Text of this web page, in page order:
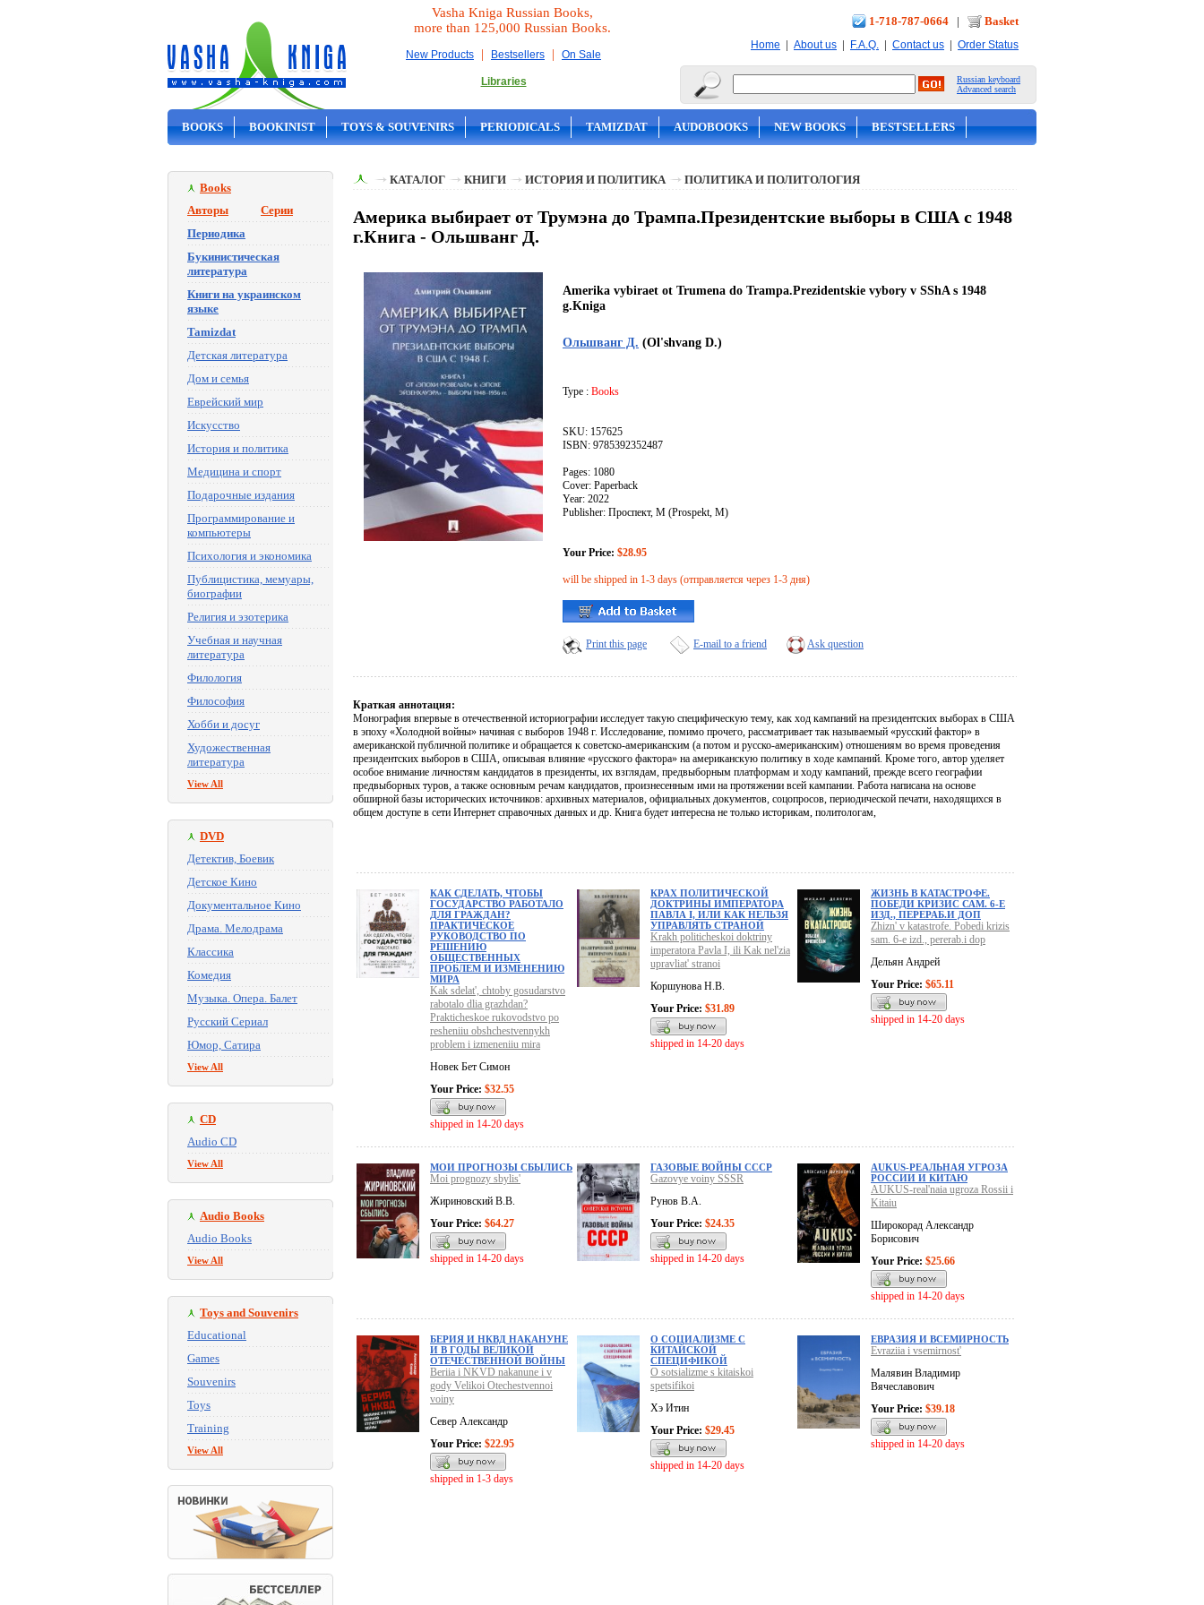
Vasha Kniga Russian Books,
more than 125,000 Russian Books.
New Products | Bestsellers | On Sale
Libraries
1-718-787-0664 | Basket
Home | About us | F.A.Q. | Contact us | Order Status
Russian keyboard
Advanced search
BOOKS BOOKINIST TOYS & SOUVENIRS PERIODICALS TAMIZDAT AUDOBOOKS NEW BOOKS BESTSELLERS
Books
Авторы
Серии
Периодика
Букинистическая
литература
Книги на украинском
языке
Tamizdat
Детская литература
Дом и семья
Еврейский мир
Искусство
История и политика
Медицина и спорт
Подарочные издания
Программирование и
компьютеры
Психология и экономика
Публицистика, мемуары,
биографии
Религия и эзотерика
Учебная и научная
литература
Филология
Философия
Хобби и досуг
Художественная
литература
View All
DVD
Детектив, Боевик
Детское Кино
Документальное Кино
Драма. Мелодрама
Классика
Комедия
Музыка. Опера. Балет
Русский Сериал
Юмор, Сатира
View All
CD
Audio CD
View All
Audio Books
Audio Books
View All
Toys and Souvenirs
Educational
Games
Souvenirs
Toys
Training
View All
КАТАЛОГ КНИГИ ИСТОРИЯ И ПОЛИТИКА ПОЛИТИКА И ПОЛИТОЛОГИЯ
Америка выбирает от Трумэна до Трампа.Президентские выборы в США с 1948
г.Книга - Ольшванг Д.
Amerika vybiraet ot Trumena do Trampa.Prezidentskie vybory v SShA s 1948
g.Kniga
Ольшванг Д. (Ol'shvang D.)
Type : Books
SKU: 157625
ISBN: 9785392352487
Pages: 1080
Cover: Paperback
Year: 2022
Publisher: Проспект, М (Prospekt, M)
Your Price: $28.95
will be shipped in 1-3 days (отправляется через 1-3 дня)
Print this page E-mail to a friend Ask question
Краткая аннотация:
Монография впервые в отечественной историографии исследует такую специфическую тему, как ход кампаний на президентских выборах в США
в эпоху «Холодной войны» начиная с выборов 1948 г. Исследование, помимо прочего, рассматривает так называемый «русский фактор» в
американской публичной политике и обращается к советско-американским (а потом и русско-американским) отношениям во время проведения
президентских выборов в США, описывая влияние «русского фактора» на американскую политику в ходе кампаний. Кроме того, автор уделяет
особое внимание личностям кандидатов в президенты, их взглядам, предвыборным платформам и ходу кампаний, прежде всего географии
предвыборных туров, а также основным речам кандидатов, произнесенным ими на протяжении всей кампании. Работа написана на основе
обширной базы исторических источников: архивных материалов, официальных документов, соцопросов, периодической печати, находящихся в
общем доступе в сети Интернет справочных данных и др. Книга будет интересна не только историкам, политологам,
КАК СДЕЛАТЬ, ЧТОБЫ
ГОСУДАРСТВО РАБОТАЛО
ДЛЯ ГРАЖДАН?
ПРАКТИЧЕСКОЕ
РУКОВОДСТВО ПО
РЕШЕНИЮ
ОБЩЕСТВЕННЫХ
ПРОБЛЕМ И ИЗМЕНЕНИЮ
МИРА
Kak sdelat', chtoby gosudarstvo
rabotalo dlia grazhdan?
Prakticheskoe rukovodstvo po
resheniiu obshchestvennykh
problem i izmeneniiu mira
Новек Бет Симон
Your Price: $32.55
shipped in 14-20 days
КРАХ ПОЛИТИЧЕСКОЙ
ДОКТРИНЫ ИМПЕРАТОРА
ПАВЛА I, ИЛИ КАК НЕЛЬЗЯ
УПРАВЛЯТЬ СТРАНОЙ
Krakh politicheskoi doktriny
imperatora Pavla I, ili Kak nel'zia
upravliat' stranoi
Коршунова Н.В.
Your Price: $31.89
shipped in 14-20 days
ЖИЗНЬ В КАТАСТРОФЕ.
ПОБЕДИ КРИЗИС САМ. 6-Е
ИЗД., ПЕРЕРАБ.И ДОП
Zhizn' v katastrofe. Pobedi krizis
sam. 6-e izd., pererab.i dop
Дельян Андрей
Your Price: $65.11
shipped in 14-20 days
МОИ ПРОГНОЗЫ СБЫЛИСЬ
Moi prognozy sbylis'
Жириновский В.В.
Your Price: $64.27
shipped in 14-20 days
ГАЗОВЫЕ ВОЙНЫ СССР
Gazovye voiny SSSR
Рунов В.А.
Your Price: $24.35
shipped in 14-20 days
AUKUS-РЕАЛЬНАЯ УГРОЗА
РОССИИ И КИТАЮ
AUKUS-real'naia ugroza Rossii i
Kitaiu
Широкорад Александр
Борисович
Your Price: $25.66
shipped in 14-20 days
БЕРИЯ И НКВД НАКАНУНЕ
И В ГОДЫ ВЕЛИКОЙ
ОТЕЧЕСТВЕННОЙ ВОЙНЫ
Beriia i NKVD nakanune i v
gody Velikoi Otechestvennoi
voiny
Север Александр
Your Price: $22.95
shipped in 1-3 days
О СОЦИАЛИЗМЕ С
КИТАЙСКОЙ
СПЕЦИФИКОЙ
O sotsializme s kitaiskoi
spetsifikoi
Хэ Итин
Your Price: $29.45
shipped in 14-20 days
ЕВРАЗИЯ И ВСЕМИРНОСТЬ
Evraziia i vsemirnost'
Малявин Владимир
Вячеславович
Your Price: $39.18
shipped in 14-20 days